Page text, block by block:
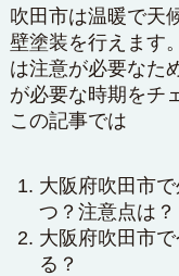
吹田市は温暖で天
壁塗装を行えます
は注意が必要なた
が必要な時期をチ
この記事では
大阪府吹田市
つ？注意点は？
大阪府吹田市
る？